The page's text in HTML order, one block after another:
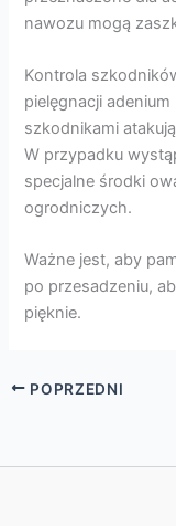
nawozu mogą
Kontrola
pielęgnacji
szkodnikami
W przypadku
specjalne środki
ogrodniczych.
Ważne jest, aby
po przesadzeniu,
pięknie.
POPRZEDNI